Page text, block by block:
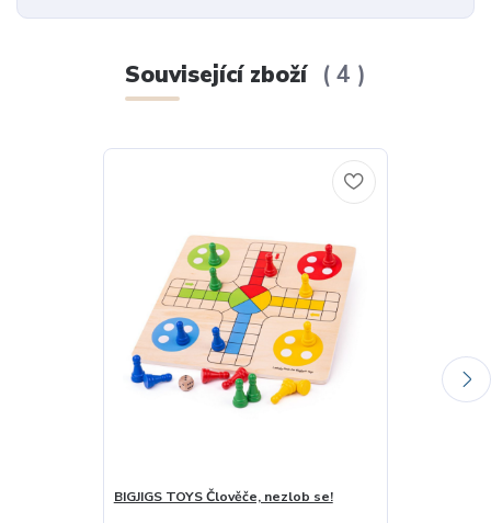
Související zboží 4
BIGJIGS TOYS Člověče, nezlob se!